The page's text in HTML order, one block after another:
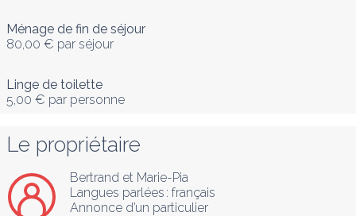
Ménage de fin de séjour
80,00 € par séjour
Linge de toilette
5,00 € par personne
Le propriétaire
Bertrand et Marie-Pia
Langues parlées : français
Annonce d’un particulier